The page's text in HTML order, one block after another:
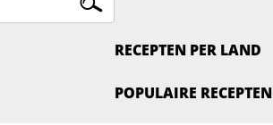
RECEPTEN PER LAND
POPULAIRE RECEPTEN